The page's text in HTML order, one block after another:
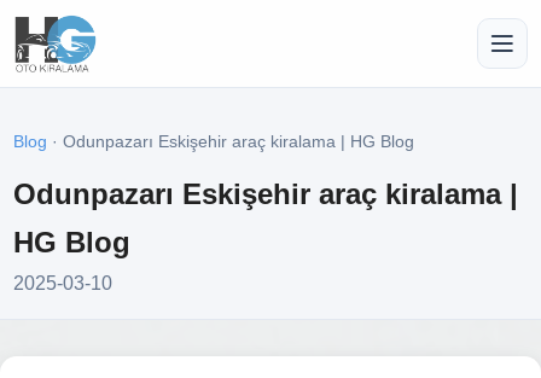
Blog · Odunpazarı Eskişehir araç kiralama | HG Blog
Odunpazarı Eskişehir araç kiralama |
HG Blog
2025-03-10